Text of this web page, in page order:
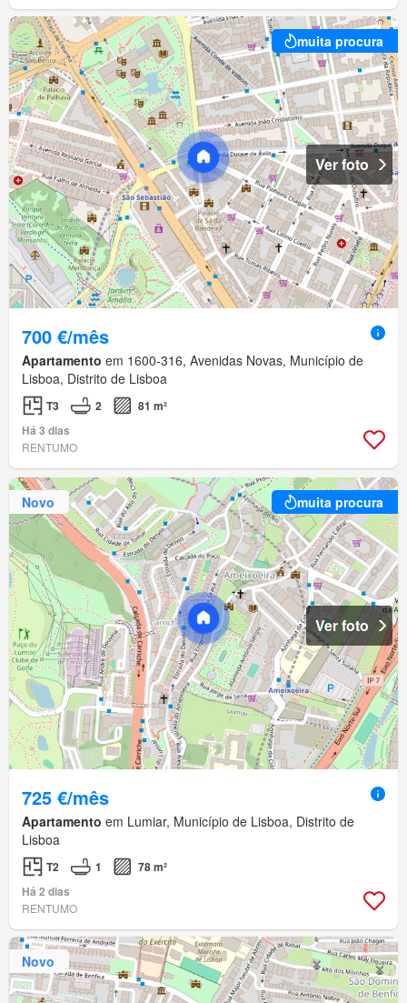
muita procura
Ver foto
700 €/mês
Apartamento em 1600-316, Avenidas Novas, Município de
Lisboa, Distrito de Lisboa
T3 2
81 m²
Há 3 dias
RENTUMO
Novo muita procura
Ver foto
725 €/mês
Apartamento em Lumiar, Município de Lisboa, Distrito de
Lisboa
T2 1
78 m²
Há 2 dias
RENTUMO
Novo